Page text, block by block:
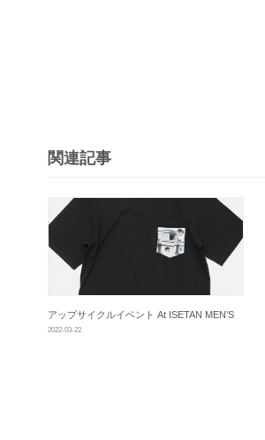
ョ
ン
関連記事
アップサイクルイベント At ISETAN MEN’S
2022-03-22